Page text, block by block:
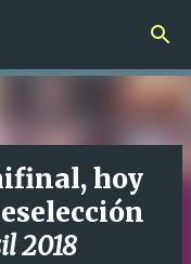
hoy
2018